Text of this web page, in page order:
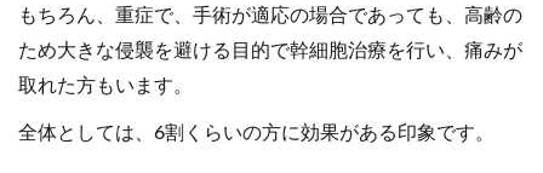
もちろん、重症で、手術が適応の場合であっても、高齢の
ため大きな侵襲を避ける目的で幹細胞治療を行い、痛みが
取れた方もいます。
全体としては、6割くらいの方に効果がある印象です。